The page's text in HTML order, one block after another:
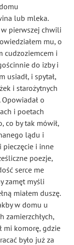
lub mleka.
w pierwszej chwili
mu, o
cudzoziemcem i
do izby i
usiadł, i spytał,
i starożytnych
o
i poetach
co by tak mówił,
lądu i
pieczęcie i inne
poezje,
serce me
zamęt myśli
miałem duszę.
w domu u
zamierzchłych,
mi komorę, gdzie
było już za